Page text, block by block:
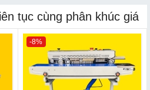
tục cùng phân khúc giá
-8%